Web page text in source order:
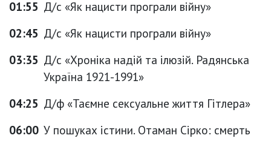
01:55 Д/с «Як нацисти програли війну»
02:45 Д/с «Як нацисти програли війну»
03:35 Д/с «Хроніка надій та ілюзій. Радянська
Україна 1921-1991»
04:25 Д/ф «Таємне сексуальне життя Гітлера»
06:00 У пошуках істини. Отаман Сірко: смерть